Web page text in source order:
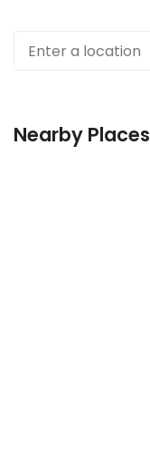
Nearby Places